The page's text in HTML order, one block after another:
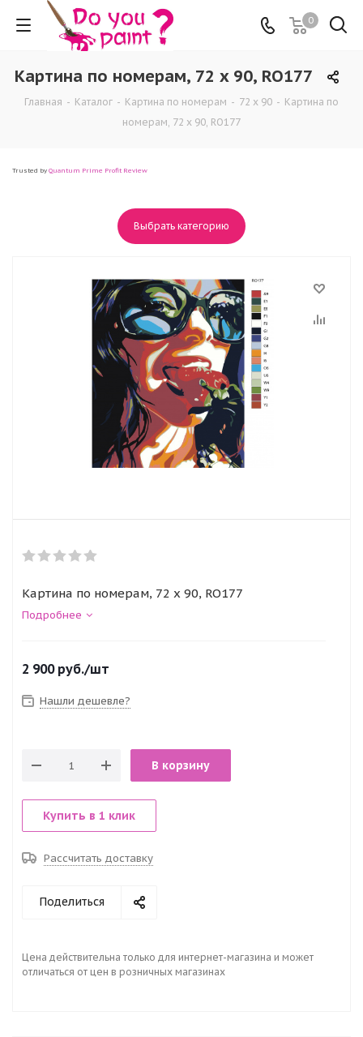
0
Картина по номерам, 72 x 90, RO177
Главная - Каталог - Картина по номерам - 72 x 90 - Картина по
номерам, 72 x 90, RO177
Trusted by Quantum Prime Profit Review
Выбрать категорию
Картина по номерам, 72 x 90, RO177
Подробнее
2 900руб./шт
Нашли дешевле?
В корзину
Купить в 1 клик
Рассчитать доставку
Поделиться
Цена действительна только для интернет-магазина и может
отличаться от цен в розничных магазинах